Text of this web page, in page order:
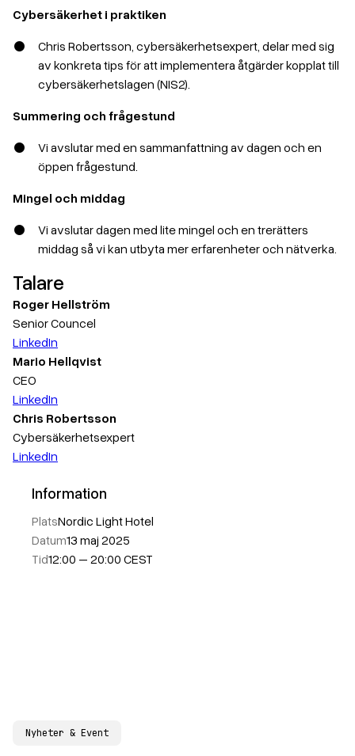
Cybersäkerhet i praktiken
Chris Robertsson, cybersäkerhetsexpert, delar med sig
av konkreta tips för att implementera åtgärder kopplat till
cybersäkerhetslagen (NIS2).
Summering och frågestund
Vi avslutar med en sammanfattning av dagen och en
öppen frågestund.
Mingel och middag
Vi avslutar dagen med lite mingel och en trerätters
middag så vi kan utbyta mer erfarenheter och nätverka.
Talare
Roger Hellström
Senior Councel
LinkedIn
Mario Hellqvist
CEO
LinkedIn
Chris Robertsson
Cybersäkerhetsexpert
LinkedIn
Information
PlatsNordic Light Hotel
Datum13 maj 2025
Tid12:00 – 20:00 CEST
Nyheter & Event